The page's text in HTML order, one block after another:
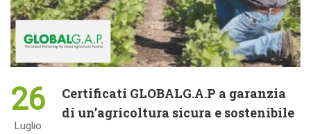
26
Luglio
Certificati GLOBALG.A.P a garanzia
di un’agricoltura sicura e sostenibile